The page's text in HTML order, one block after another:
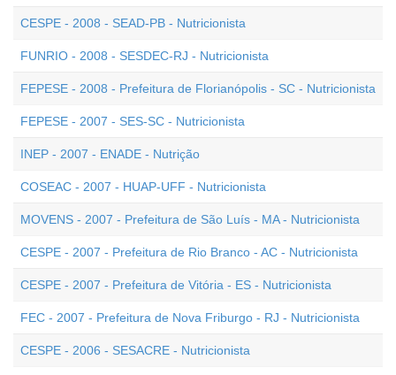
CESPE - 2008 - SEAD-PB - Nutricionista
FUNRIO - 2008 - SESDEC-RJ - Nutricionista
FEPESE - 2008 - Prefeitura de Florianópolis - SC - Nutricionista
FEPESE - 2007 - SES-SC - Nutricionista
INEP - 2007 - ENADE - Nutrição
COSEAC - 2007 - HUAP-UFF - Nutricionista
MOVENS - 2007 - Prefeitura de São Luís - MA - Nutricionista
CESPE - 2007 - Prefeitura de Rio Branco - AC - Nutricionista
CESPE - 2007 - Prefeitura de Vitória - ES - Nutricionista
FEC - 2007 - Prefeitura de Nova Friburgo - RJ - Nutricionista
CESPE - 2006 - SESACRE - Nutricionista